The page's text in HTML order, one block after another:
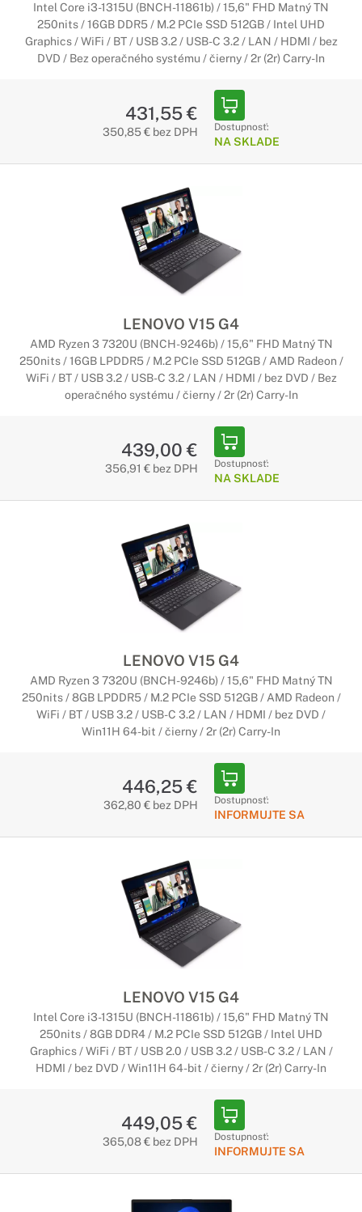
Nekompromisné hranie hier
Vynikajúce procesory, špičková grafika, možnosť
pretaktovania, veľmi rýchle úložisko a ďalšie. Vezmite si so
Notebooky Lenovo ThinkBook
Vytvorený pre podnikanie, vytvorený pre
vás
Tieto štýlové notebooky vám umožnia pracovať bez prestojov
a zároveň poskytujú zabezpečenie, ktoré ochráni vaše dáta. A
to nie je všetko - notebooky Thinkbook disponujú skvelými
funkciami, ktoré pozdvihnú zábavu na vyššiu úroveň. A majú
Perfektné do domácnosti alebo kancelárie
Tieto notebooky sú určené od surfovania po internete až po
nenáročné grafické úlohy. Ich prednou vlastnosťou je skvelý
pomer cena/výkon. Preto sú vhodnou voľbou pre ľudí, ktorí
Herné notebooky Lenovo
telom, ktoré notebooku poskytuje dokonalé chladenie. Medzi
najdôležitejšie parametre notebooku patrí grafická karta a
výkonný herný procesor.
Pracovné notebooky Lenovo
Stvorené pre profesionálov
Pre profesionálne notebooky je typický vysoký výkon a
kvalitné spracovanie z prémiových materiálov. Sú určené
najmä pre ľudí, ktorí potrebujú spoľahlivý notebook na
každodennú náročnú prácu.
Nová generácia herných zariadení Lenovo
Posúvajte svoje limity s herným zariadeniam Lenovo LOQ, s
ktorým sa môžete vrhnúť do tých najnovších gamerských
titulov. Popritom zvládnete študovať, pracovať, tvoriť alebo
stremovať. Je na vás ako svoje zariadenie využijete.
Notebooky Lenovo s Copilot+ PC
Začína nová éra umelej inteligencie
Najrýchlejšie a najinteligentnejšie notebooky so systémom
najnovšími nástrojmi umelej inteligencie, ktoré urýchľujú
vašu produktivitu a kreativitu.
Intel Core i3-1315U (BNCH-11861b) / 15,6" FHD Matný TN
250nits / 16GB DDR5 / M.2 PCIe SSD 512GB / Intel UHD
Graphics / WiFi / BT / USB 3.2 / USB-C 3.2 / LAN / HDMI / bez
DVD / Bez operačného systému / čierny / 2r (2r) Carry-In
431,55 €
350,85 € bez DPH Dostupnosť:
NA SKLADE
LENOVO V15 G4
AMD Ryzen 3 7320U (BNCH-9246b) / 15,6" FHD Matný TN
250nits / 16GB LPDDR5 / M.2 PCIe SSD 512GB / AMD Radeon /
WiFi / BT / USB 3.2 / USB-C 3.2 / LAN / HDMI / bez DVD / Bez
operačného systému / čierny / 2r (2r) Carry-In
439,00 €
356,91 € bez DPH Dostupnosť:
NA SKLADE
LENOVO V15 G4
AMD Ryzen 3 7320U (BNCH-9246b) / 15,6" FHD Matný TN
250nits / 8GB LPDDR5 / M.2 PCIe SSD 512GB / AMD Radeon /
WiFi / BT / USB 3.2 / USB-C 3.2 / LAN / HDMI / bez DVD /
Win11H 64-bit / čierny / 2r (2r) Carry-In
446,25 €
362,80 € bez DPH Dostupnosť:
INFORMUJTE SA
LENOVO V15 G4
Intel Core i3-1315U (BNCH-11861b) / 15,6" FHD Matný TN
250nits / 8GB DDR4 / M.2 PCIe SSD 512GB / Intel UHD
Graphics / WiFi / BT / USB 2.0 / USB 3.2 / USB-C 3.2 / LAN /
HDMI / bez DVD / Win11H 64-bit / čierny / 2r (2r) Carry-In
449,05 €
365,08 € bez DPH Dostupnosť:
INFORMUJTE SA